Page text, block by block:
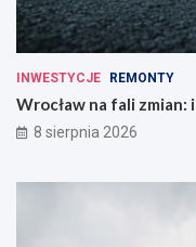
INWESTYCJE REMONTY
Wrocław na fali
8 sierpnia 2026